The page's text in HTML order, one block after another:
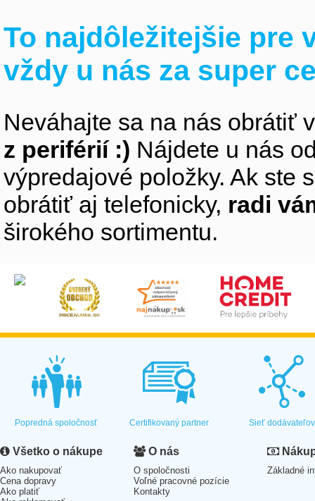
To najdôležitejšie pre
vždy u nás za super
Neváhajte sa na nás obrátiť
z periférií :) Nájdete u nás
výpredajové položky. Ak ste
obrátiť aj telefonicky, radi
širokého sortimentu.
Popredná spoločnosť Certifikovaný partner Sieť dodávateľov
Všetko o nákupe
Ako nakupovať
Cena dopravy
Ako platiť
O nás
O spoločnosti
Voľné pracovné pozície
Kontakty
Základné